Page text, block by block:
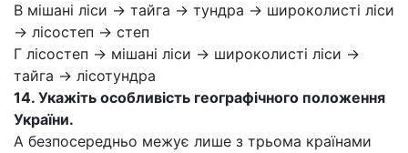
В мішані ліси -> тайга -> тундра -> широколисті ліси
-> лісостеп -> степ
Г лісостеп -> мішані ліси -> широколисті ліси ->
тайга -> лісотундра
14. Укажіть особливість географічного положення
України.
А безпосередньо межує лише з трьома країнами